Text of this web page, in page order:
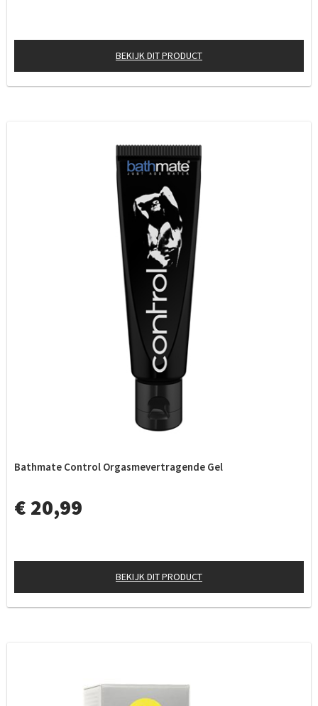
BEKIJK DIT PRODUCT
Bathmate Control Orgasmevertragende Gel
€ 20,99
BEKIJK DIT PRODUCT